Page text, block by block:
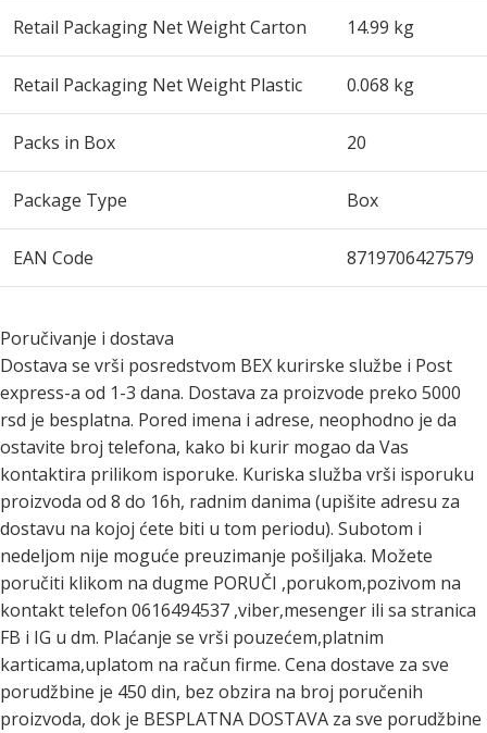
Retail Packaging Net Weight Carton 14.99 kg
Retail Packaging Net Weight Plastic 0.068 kg
Packs in Box 20
Package Type Box
EAN Code 8719706427579
Poručivanje i dostava
Dostava se vrši posredstvom BEX kurirske službe i Post
express-a od 1-3 dana. Dostava za proizvode preko 5000
rsd je besplatna. Pored imena i adrese, neophodno je da
ostavite broj telefona, kako bi kurir mogao da Vas
kontaktira prilikom isporuke. Kuriska služba vrši isporuku
proizvoda od 8 do 16h, radnim danima (upišite adresu za
dostavu na kojoj ćete biti u tom periodu). Subotom i
nedeljom nije moguće preuzimanje pošiljaka. Možete
poručiti klikom na dugme PORUČI ,porukom,pozivom na
kontakt telefon 0616494537 ,viber,mesenger ili sa stranica
FB i IG u dm. Plaćanje se vrši pouzećem,platnim
karticama,uplatom na račun firme. Cena dostave za sve
porudžbine je 450 din, bez obzira na broj poručenih
proizvoda, dok je BESPLATNA DOSTAVA za sve porudžbine